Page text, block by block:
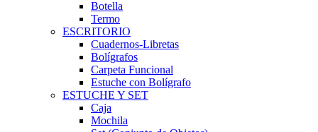
Botella
Termo
ESCRITORIO
Cuadernos-Libretas
Bolígrafos
Carpeta Funcional
Estuche con Bolígrafo
ESTUCHE Y SET
Caja
Mochila